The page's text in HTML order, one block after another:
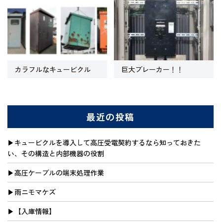
カラフルなキュービクル 巨大ブレーカー！！
最近の投稿
キュービクルを導入して高圧受電契約するなら知っておきた
い、その構造と内部機器の役割
高圧ケーブルの端末処理作業
雨ニモマケズ
【入庫情報】